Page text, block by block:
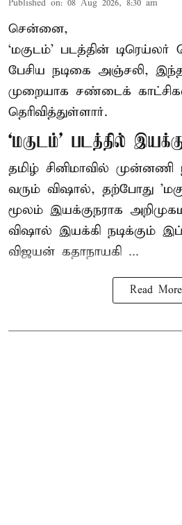
Published on: 08 Aug 2026, 8:30 am
சென்னை,
‘மகுடம்’ படத்தின் டிரெய்லர்
பேசிய நடிகை அஞ்சலி,
முறையாக சண்டைக்
தெரிவித்துள்ளார்.
‘மகுடம்’ படத்தில்
தமிழ் சினிமாவில் முன்னணி
வரும் விஷால், தற்போது
மூலம் இயக்குநராக
விஷால் இயக்கி நடிக்கும்
விஜயன் கதாநாயகி ...
Read More